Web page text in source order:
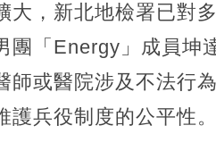
大，新北地檢署已對
團「Energy」成員
師或醫院涉及不法行
護兵役制度的公平性。